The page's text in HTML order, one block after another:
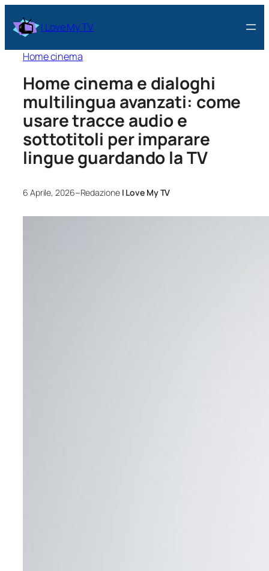
I Love My TV
Home cinema
Home cinema e dialoghi
multilingua avanzati: come
usare tracce audio e
sottotitoli per imparare
lingue guardando la TV
6 Aprile, 2026–Redazione I Love My TV